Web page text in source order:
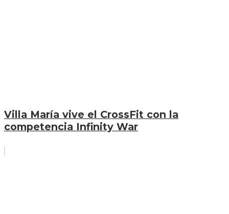
Villa María vive el CrossFit con la
competencia Infinity War